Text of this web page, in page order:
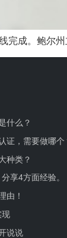
完成。鲍尔
什么？
证，需要做哪个
种类？
享4方面经验。
由！
现
说说